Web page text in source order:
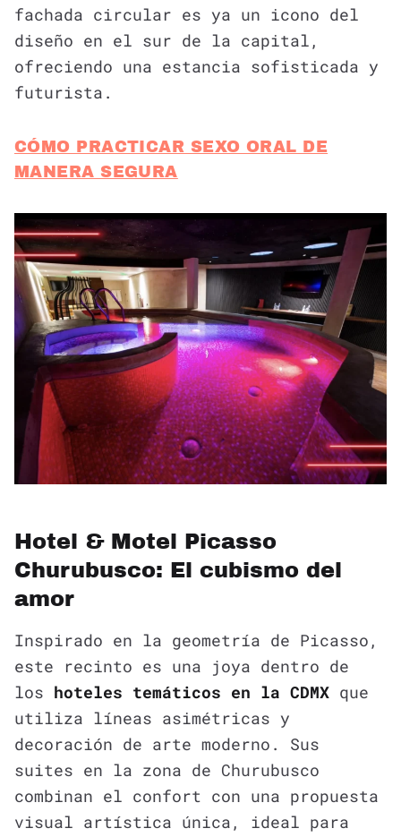
fachada circular es ya un icono del
diseño en el sur de la capital,
ofreciendo una estancia sofisticada y
futurista.
CÓMO PRACTICAR SEXO ORAL DE
MANERA SEGURA
Hotel & Motel Picasso
Churubusco: El cubismo del
amor
Inspirado en la geometría de Picasso,
este recinto es una joya dentro de
los hoteles temáticos en la CDMX que
utiliza líneas asimétricas y
decoración de arte moderno. Sus
suites en la zona de Churubusco
combinan el confort con una propuesta
visual artística única, ideal para